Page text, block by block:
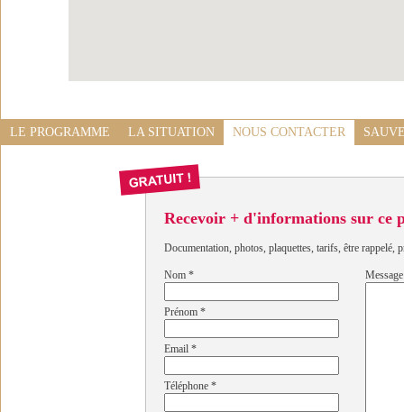
LE PROGRAMME LA SITUATION NOUS CONTACTER
Recevoir + d'informations sur ce
Documentation, photos, plaquettes, tarifs, être rappelé,
Nom *
Prénom *
Email *
Téléphone *
Message